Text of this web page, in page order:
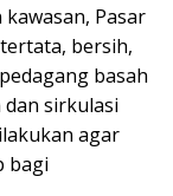
Pasar
bersih,
basah
sirkulasi
agar
bagi